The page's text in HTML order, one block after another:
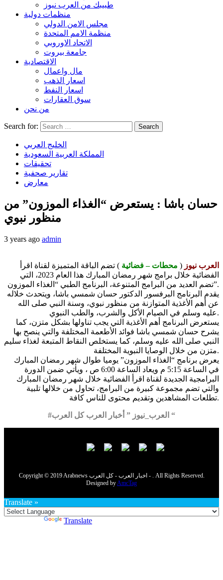
طبيبك من العرب نيوز
منظمات دولية
مجلس الامن الدولي
منظمة الامم المتحدة
الاتحاد الاوروبي
جامعة بيروت
الاقتصادية
مال واعمال
اسعار الذهب
اسعار النفط
سوق العقارات
من نحن
Search for:
الخليج العربي
المملكة العربية السعودية
تحقيقات
تقارير صحفية
معارض
حسان باشا : يستعرض “الغذاء الموزون” من
منظور نبوي
3 years ago admin
العرب نيوز ( محطات – فضائية ) تضم الباقة المتميزة لقناة اقرأ
الفضائية خلال برامج شهر رمضان المبارك هذا العام 2023، التي
تضم العديد من البرامج المتنوعة، البرنامج الطبي “الغذاء الموزون”.
يقدم البرنامج البرفسور الدكتور حسان شمسي باشا، ويتحدث خلاله
عن أهم الأغذية المتوازنة من منظور نبوي، وسنة النبي صلى الله
عليه وسلم في الصيام الأكل والشرب، والطب النبوي.
يستعرض البرنامج أهم الأغذية التي يجب تناولها بشكل متزن، كما
يشرح حسان شمسي باشا فوائد الأطعمة المختلفة والتي ينصح بها
النبي صلى الله عليه وسلم، كما يستخلص النقاط المتبعة لغذاء سليم
متزن من خلال الوصايا النبوية المختلفة.
يعرض برنامج “الغذاء الموزون” يوميا طوال شهر رمضان المبارك
في الساعة 5:15 م ويعاد الساعة 6:00 ص ، ويأتي ضمن الدورة
البرامجية الجديدة لقناة اقرأ الفضائية خلال شهر رمضان المبارك
والتي تضم مجموعة كبيرة من البرامج، تحاول من خلالها تلبية
تطلعات المشاهدين وتقديم محتوى للناس كافة.
#العرب_نيوز ” أخبار العرب كل العرب “
Copyright © 2019 Arabnews اخبار العرب - كل العرب - . All Rights Reserved.
Designed byAmcTag
Translate »
Translate